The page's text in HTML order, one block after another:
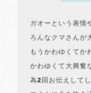
ガオーという表情
ろんなクマさんが
もうかわゆくてか
かわゆくて大興奮
為2回お伝えして